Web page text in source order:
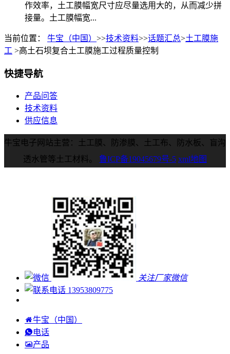
作效率，土工膜幅宽尺寸应尽量选用大的，从而减少拼
接量。土工膜幅宽...
当前位置： 牛宝（中国） >>技术资料>>话题汇总>土工膜施
工 >高土石坝复合土工膜施工过程质量控制
快捷导航
产品问答
技术资料
供应信息
牛宝电子网站主营：土工膜、防渗膜、土工布、防水板、盲沟
透水管等土工材料。 鲁ICP备19045679号-5 xml地图
关注厂家微信
13953809775
牛宝（中国）
电话
产品